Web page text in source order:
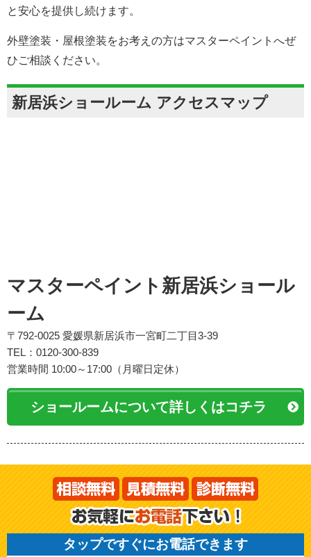
と安心を提供し続けます。
外壁塗装・屋根塗装をお考えの方はマスターペイントへぜ
ひご相談ください。
新居浜ショールーム アクセスマップ
マスターペイント新居浜ショール
ーム
〒792-0025 愛媛県新居浜市一宮町二丁目3-39
TEL：0120-300-839
営業時間 10:00～17:00（月曜日定休）
ショールームについて詳しくはコチラ
タップですぐにお電話できます